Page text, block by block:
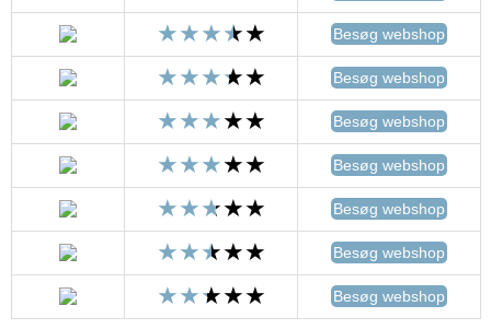
Besøg webshop
Besøg webshop
Besøg webshop
Besøg webshop
Besøg webshop
Besøg webshop
Besøg webshop